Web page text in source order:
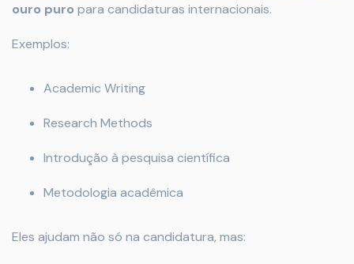
ouro puro para candidaturas internacionais.
Exemplos:
Academic Writing
Research Methods
Introdução à pesquisa científica
Metodologia acadêmica
Eles ajudam não só na candidatura, mas: